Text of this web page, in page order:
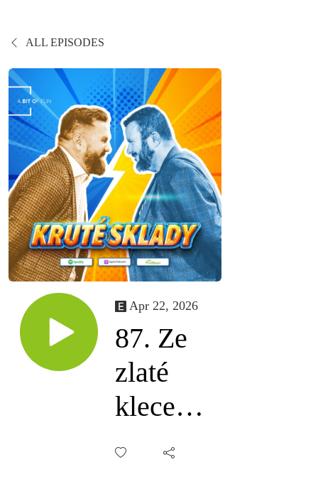
ALL EPISODES
Apr 22, 2026
87. Ze
zlaté
klece
korporátu